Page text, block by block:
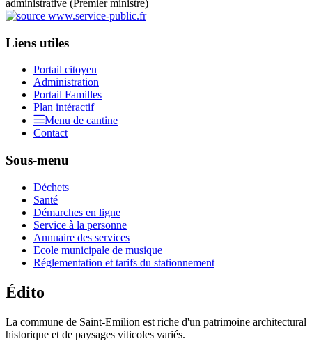
administrative (Premier ministre)
Liens utiles
Portail citoyen
Administration
Portail Familles
Plan intéractif
Menu de cantine
Contact
Sous-menu
Déchets
Santé
Démarches en ligne
Service à la personne
Annuaire des services
Ecole municipale de musique
Réglementation et tarifs du stationnement
Édito
La commune de Saint-Emilion est riche d'un patrimoine architectural
historique et de paysages viticoles variés.